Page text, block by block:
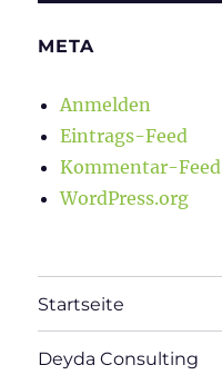
META
Anmelden
Eintrags-Feed
Kommentar-Feed
WordPress.org
Startseite
Deyda Consulting